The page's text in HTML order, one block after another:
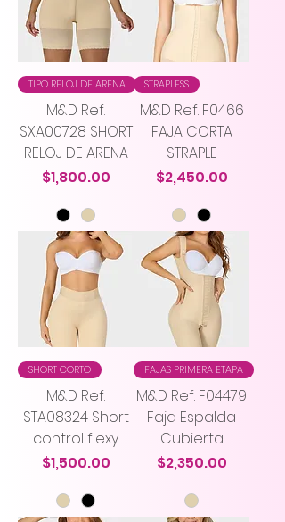
TIPO RELOJ DE ARENA
M&D Ref.
SXA00728 SHORT
RELOJ DE ARENA
Precio
$1,800.00
STRAPLESS
M&D Ref. F0466
FAJA CORTA
STRAPLE
Precio
$2,450.00
SHORT CORTO
M&D Ref.
STA08324 Short
control flexy
Precio
$1,500.00
FAJAS PRIMERA ETAPA
M&D Ref. F04479
Faja Espalda
Cubierta
Precio
$2,350.00